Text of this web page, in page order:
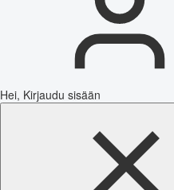
Hei, Kirjaudu sisään